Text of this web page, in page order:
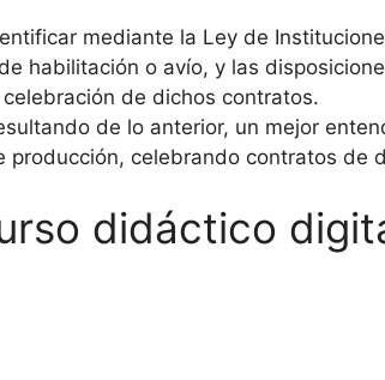
mediante la Ley de
habilitación o avío, y las
celebración de dichos contratos.
de lo anterior, un mejor
producción, celebrando contratos de
didáctico